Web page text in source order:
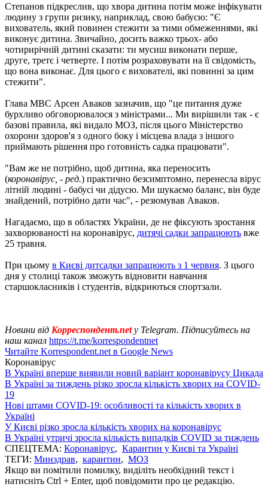
Степанов підкреслив, що хвора дитина потім може інфікувати
людину з групи ризику, наприклад, свою бабусю: "Є
вихователь, який повинен стежити за тими обмеженнями, які
виконує дитина. Звичайно, досить важко трьох- або
чотирирічній дитині сказати: ти мусиш виконати перше,
друге, третє і четверте. І потім розраховувати на її свідомість,
що вона виконає. Для цього є вихователі, які повинні за цим
стежити".
Глава МВС Арсен Аваков зазначив, що "це питання дуже
бурхливо обговорювалося з міністрами... Ми вирішили так - є
базові правила, які видало МОЗ, після цього Міністерство
охорони здоров'я з одного боку і місцева влада з іншого
приймають рішення про готовність садка працювати".
"Вам же не потрібно, щоб дитина, яка переносить
(коронавірус, - ред.) практично безсимптомно, перенесла вірус
літній людині - бабусі чи дідусю. Ми шукаємо баланс, він буде
знайдений, потрібно дати час", - резюмував Аваков.
Нагадаємо, що в областях України, де не фіксують зростання
захворюваності на коронавірус, дитячі садки запрацюють вже
25 травня.
При цьому в Києві дитсадки запрацюють з 1 червня. З цього
дня у столиці також зможуть відновити навчання
старшокласників і студентів, відкриються спортзали.
Новини від Корреспондент.net у Telegram. Підписуйтесь на
наш канал https://t.me/korrespondentnet
Читайте Korrespondent.net в Google News
Коронавірус
В Україні вперше виявили новий варіант коронавірусу Цикада
В Україні за тиждень різко зросла кількість хворих на COVID-
19
Нові штами COVID-19: особливості та кількість хворих в
Україні
У Києві різко зросла кількість хворих на коронавірус
В Україні утричі зросла кількість випадків COVID за тиждень
СПЕЦТЕМА: Коронавірус, Карантин у Києві та Україні
ТЕГИ: Минздрав, карантин, МОЗ
Якщо ви помітили помилку, виділіть необхідний текст і
натисніть Ctrl + Enter, щоб повідомити про це редакцію.